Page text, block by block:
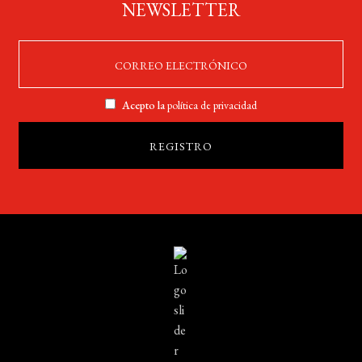
NEWSLETTER
Acepto lapolítica de privacidad